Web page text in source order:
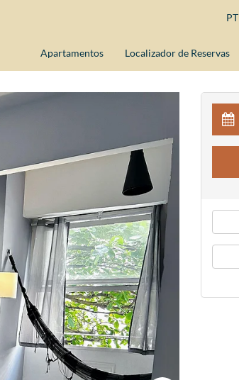
PT
Apartamentos Localizador de Reservas